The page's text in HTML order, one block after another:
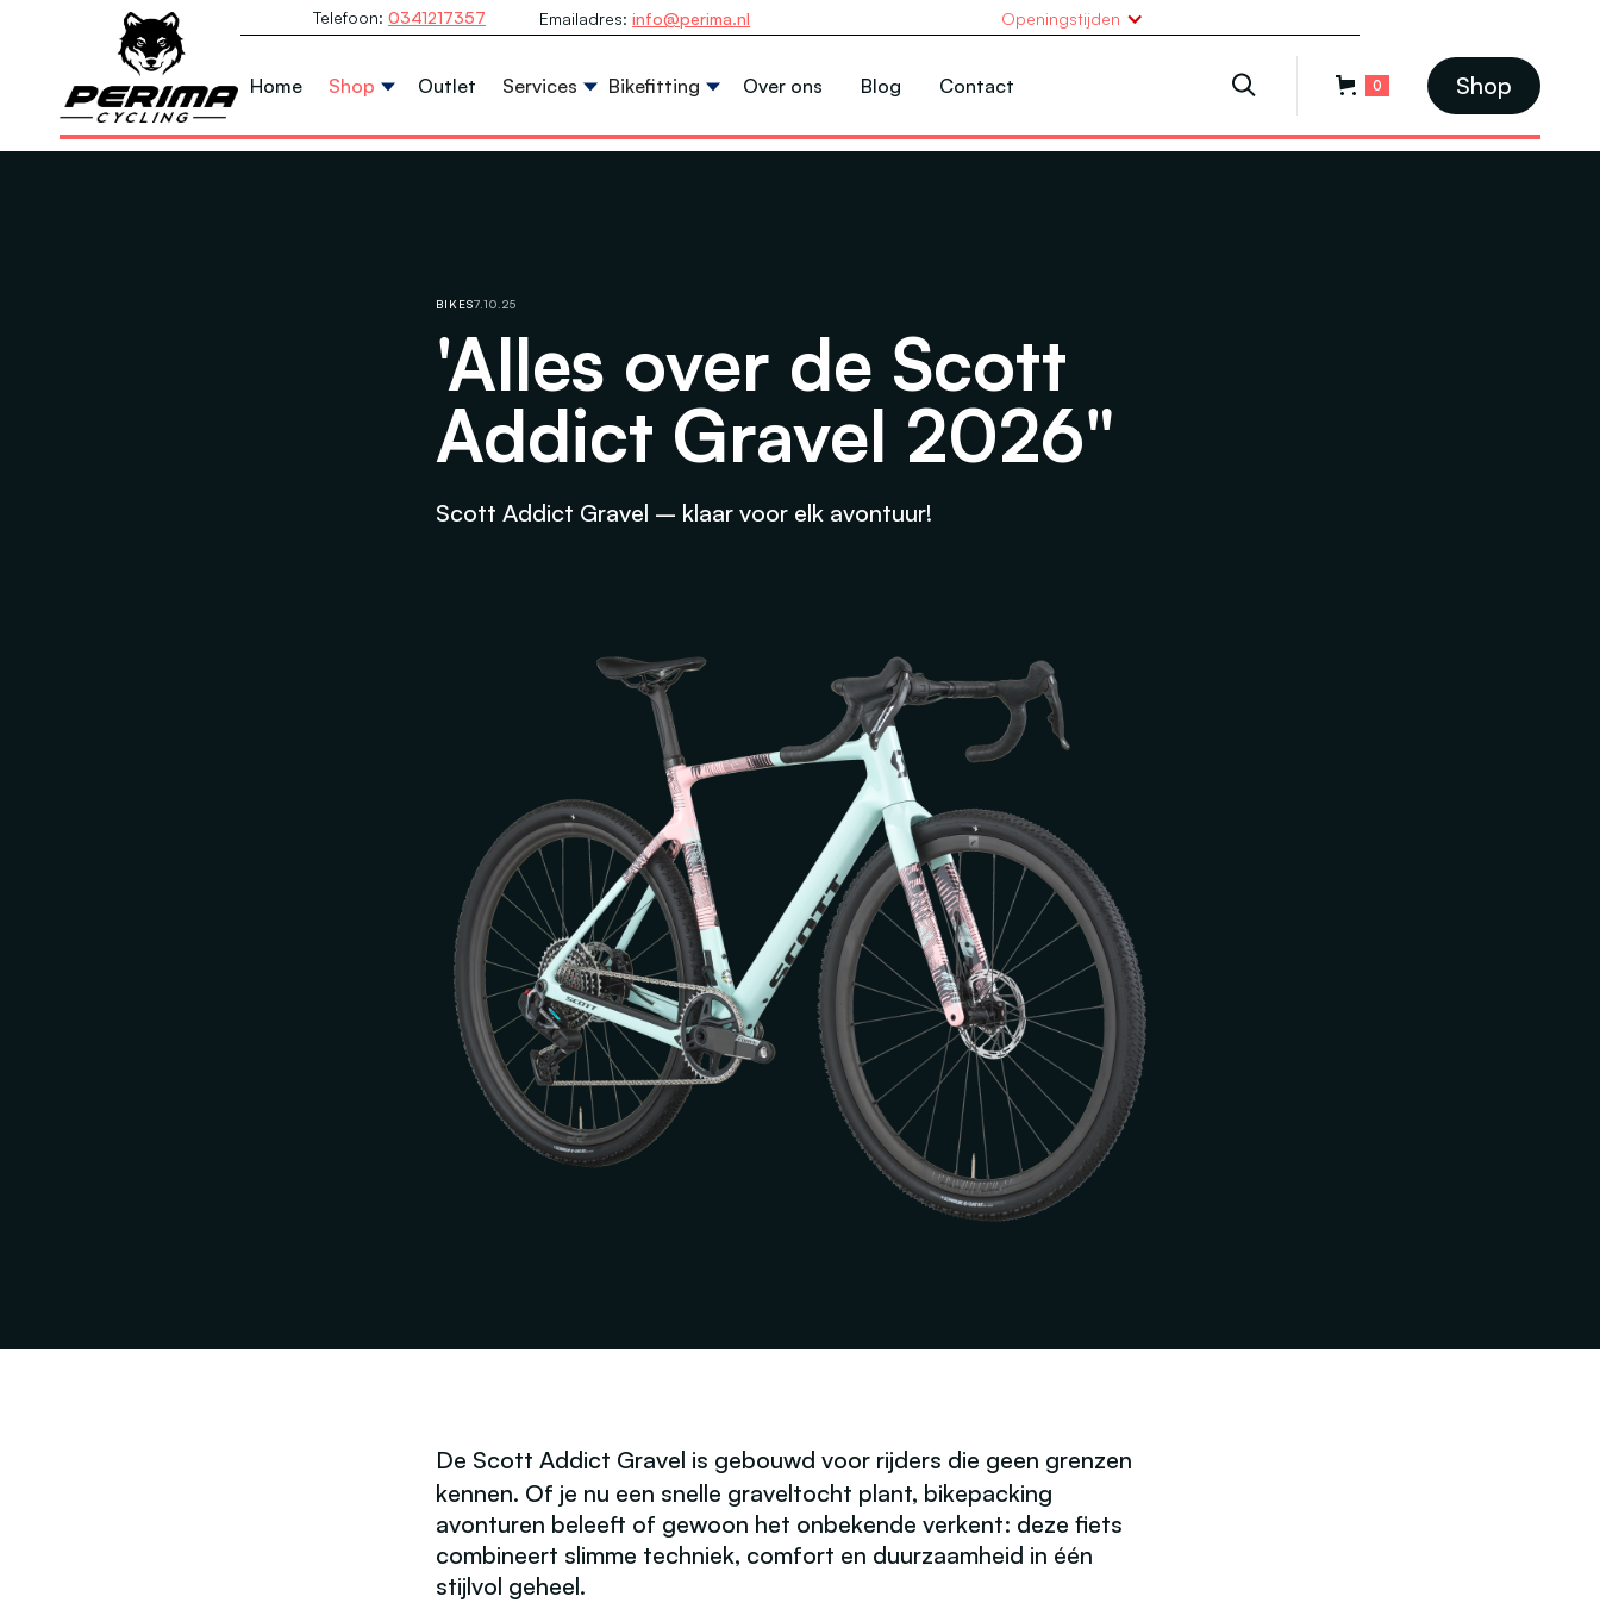
Telefoon: 0341217357 Emailadres: info@perima.nl Openingstijden
Home Shop Outlet Services Bikefitting Over ons Blog Contact 0 Shop
BIKES7.10.25
'Alles over de Scott
Addict Gravel 2026"
Scott Addict Gravel – klaar voor elk avontuur!
De Scott Addict Gravel is gebouwd voor rijders die geen grenzen
kennen. Of je nu een snelle graveltocht plant, bikepacking
avonturen beleeft of gewoon het onbekende verkent: deze fiets
combineert slimme techniek, comfort en duurzaamheid in één
stijlvol geheel.